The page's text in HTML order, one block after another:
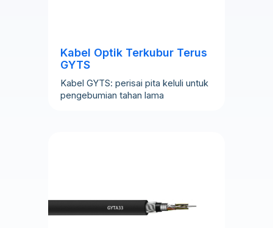
Kabel Optik Terkubur Terus
GYTS
Kabel GYTS: perisai pita keluli untuk
pengebumian tahan lama